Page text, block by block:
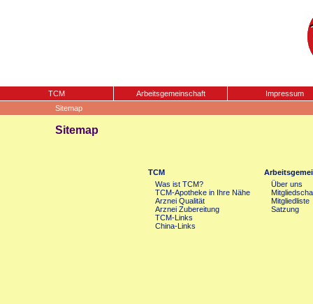
TCM Arbeitsgemeinschaft
Impressum
Sitemap
Sitemap
TCM
Was ist TCM?
TCM-Apotheke in Ihre Nähe
Arznei Qualität
Arznei Zubereitung
TCM-Links
China-Links
Über uns
Mitgliedliste
Satzung